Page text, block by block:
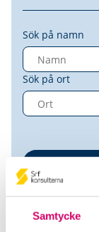
Samtycke
Sök på namn
Sök på ort